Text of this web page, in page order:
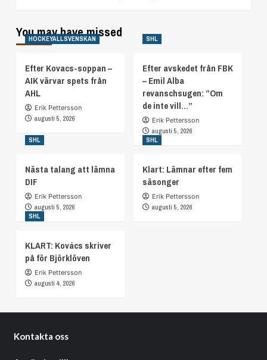
You may have missed
HOCKEYALLSVENSKAN
Efter Kovacs-soppan –
AIK värvar spets från
AHL
Erik Pettersson
augusti 5, 2026
SHL
Efter avskedet från FBK
– Emil Alba
revanschsugen: ”Om
de inte vill…”
Erik Pettersson
augusti 5, 2026
SHL
Nästa talang att lämna
DIF
Erik Pettersson
augusti 5, 2026
SHL
Klart: Lämnar efter fem
säsonger
Erik Pettersson
augusti 5, 2026
SHL
KLART: Kovács skriver
på för Björklöven
Erik Pettersson
augusti 4, 2026
Kontakta oss